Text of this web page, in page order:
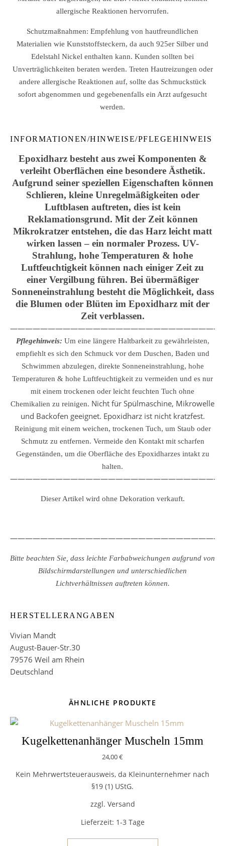
allergische Reaktionen hervorrufen.
Schutzmaßnahmen: Empfehlung von hautfreundlichen
Materialien wie Kunststoffsteckern, da auch 925er Silber und
Edelstahl Nickel enthalten kann. Kunden sollten bei
Unverträglichkeiten beraten werden. Treten Hautreizungen oder
andere allergische Reaktionen auf, sollte das Schmuckstück
sofort abgenommen und gegebenenfalls ein Arzt aufgesucht
werden.
INFORMATIONEN/HINWEISE/PFLEGEHINWEIS
Epoxidharz besteht aus zwei Komponenten &
verleiht Oberflächen eine besondere Ästhetik.
Aufgrund seiner speziellen Eigenschaften können
Schlieren, kleine Unregelmäßigkeiten oder
Luftblasen auftreten, dies ist kein
Reklamationsgrund. Mit der Zeit können
Mikrokratzer entstehen, die das Harz leicht matt
wirken lassen – ein normaler Prozess. UV-
Strahlung, hohe Temperaturen & hohe
Luftfeuchtigkeit können nach einiger Zeit zu
einer Vergilbung führen. Bei übermäßiger
Sonneneinstrahlung besteht die Möglichkeit, dass
die Blumen oder Blüten im Epoxidharz mit der
Zeit verblassen.
Pflegehinweis: Um eine längere Haltbarkeit zu gewährleisten,
empfiehlt es sich den Schmuck vor dem Duschen, Baden und
Schwimmen abzulegen, direkte Sonneneinstrahlung, hohe
Temperaturen & hohe Luftfeuchtigkeit zu vermeiden und es nur
mit einem trockenen oder leicht feuchten Tuch ohne
Chemikalien zu reinigen. Nicht für Spülmaschine, Mikrowelle
und Backofen geeignet. Epoxidharz ist nicht kratzfest.
Reinigung mit einem weichen, trockenen Tuch, um Staub oder
Schmutz zu entfernen. Vermeide den Kontakt mit scharfen
Gegenständen, um die Oberfläche des Epoxidharzes intakt zu
halten.
Dieser Artikel wird ohne Dekoration verkauft.
Bitte beachten Sie, dass leichte Farbabweichungen aufgrund von
Bildschirmdarstellungen und unterschiedlichen
Lichtverhältnissen auftreten können.
HERSTELLERANGABEN
Vivian Mandt
August-Bauer-Str.30
79576 Weil am Rhein
Deutschland
ÄHNLICHE PRODUKTE
Kugelkettenanhänger Muscheln 15mm
24,00€
Kein Mehrwertsteuerausweis, da Kleinunternehmer nach
§19 (1) UStG.
zzgl. Versand
Lieferzeit: 1-3 Tage